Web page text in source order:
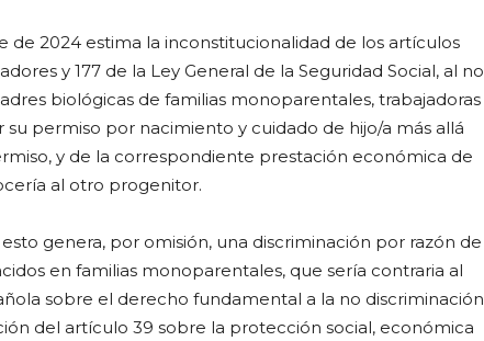
de 2024 estima la inconstitucionalidad de los artículos
y 177 de la Ley General de la Seguridad Social, al no
biológicas de familias monoparentales, trabajadoras
permiso por nacimiento y cuidado de hijo/a más allá
y de la correspondiente prestación económica de
al otro progenitor.
genera, por omisión, una discriminación por razón de
en familias monoparentales, que sería contraria al
sobre el derecho fundamental a la no discriminación
del artículo 39 sobre la protección social, económica